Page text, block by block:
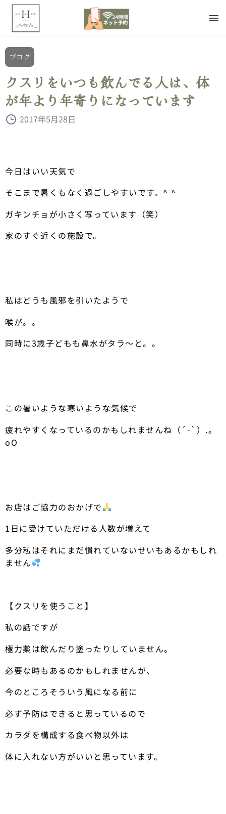
ブログ
クスリをいつも飲んでる人は、体
が年より年寄りになっています
2017年5月28日
今日はいい天気で
そこまで暑くもなく過ごしやすいです。^ ^
ガキンチョが小さく写っています（笑）
家のすぐ近くの施設で。
私はどうも風邪を引いたようで
喉が。。
同時に3歳子どもも鼻水がタラ〜と。。
この暑いような寒いような気候で
疲れやすくなっているのかもしれませんね（´-`）.｡
oO
お店はご協力のおかげで
1日に受けていただける人数が増えて
多分私はそれにまだ慣れていないせいもあるかもしれ
ません
【クスリを使うこと】
私の話ですが
極力薬は飲んだり塗ったりしていません。
必要な時もあるのかもしれませんが、
今のところそういう風になる前に
必ず予防はできると思っているので
カラダを構成する食べ物以外は
体に入れない方がいいと思っています。